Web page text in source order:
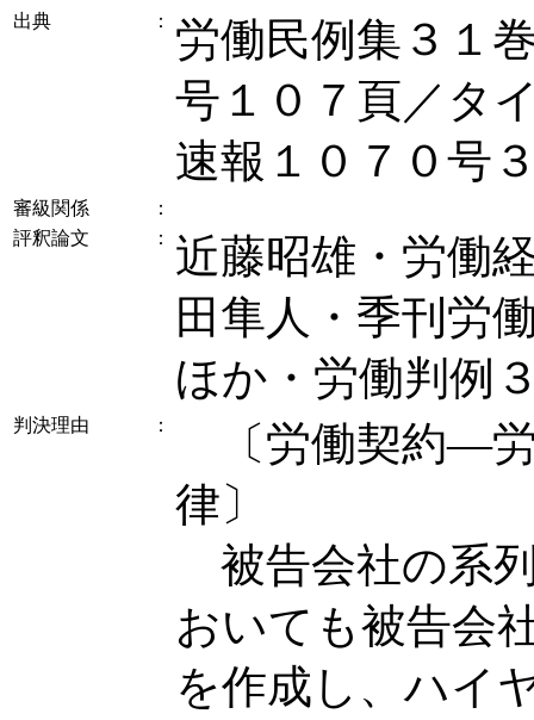
出典 ：
労働民例集３１
号１０７頁／タ
速報１０７０号
審級関係
：
評釈論文
：
近藤昭雄・労働
田隼人・季刊労
ほか・労働判例
判決理由 ：
〔労働契約―
律〕
被告会社の系
おいても被告会
を作成し、ハイ